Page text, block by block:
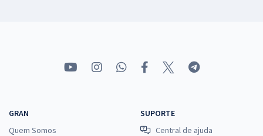
GRAN
Quem Somos
SUPORTE
Central de ajuda